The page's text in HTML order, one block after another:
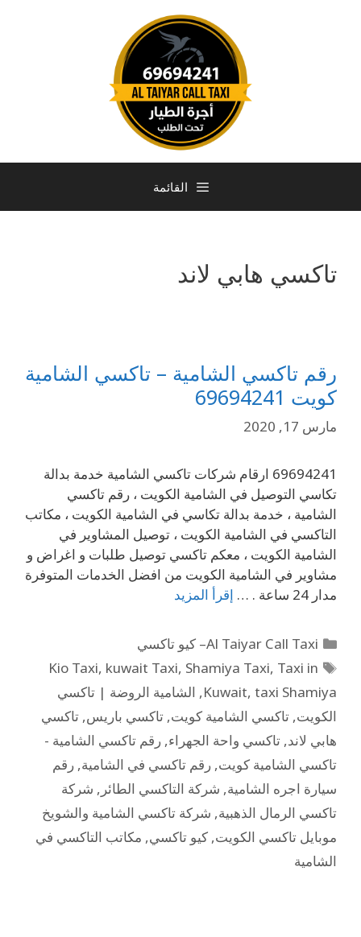
القائمة
تاكسي هابي لاند
رقم تاكسي الشامية – تاكسي الشامية
كويت 69694241
مارس 17, 2020
69694241 ارقام شركات تاكسي الشامية خدمة بدالة
تكاسي التوصيل في الشامية الكويت ، رقم تاكسي
الشامية ، خدمة بدالة تكاسي في الشامية الكويت ، مكاتب
التاكسي في الشامية الكويت ، توصيل المشاوير في
الشامية الكويت ، معكم تاكسي توصيل طلبات و اغراض و
مشاوير في الشامية الكويت من افضل الخدمات المتوفرة
مدار 24 ساعة . …
إقرأ المزيد
Al Taiyar Call Taxi– كيو تاكسي
Kio Taxi, kuwait Taxi, Shamiya Taxi, Taxi in
Kuwait, taxi Shamiya
, الشامية الروضة | تاكسي
الكويت, تاكسي الشامية كويت, تاكسي باريس, تاكسي
هابي لاند, تاكسي واحة الجهراء, رقم تاكسي الشامية -
تاكسي الشامية كويت, رقم تاكسي في الشامية, رقم
سيارة اجره الشامية, شركة التاكسي الطائر , شركة
تاكسي الرمال الذهبية, شركة تاكسي الشامية والشويخ
موبايل تاكسي الكويت‎, كيو تاكسي, مكاتب التاكسي في
الشامية